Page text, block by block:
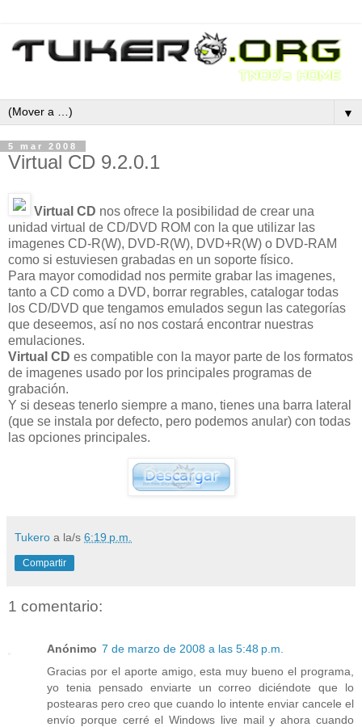
▼
5 mar 2008
Virtual CD 9.2.0.1
Virtual CD nos ofrece la posibilidad de crear una
unidad virtual de CD/DVD ROM con la que utilizar las
imagenes CD-R(W), DVD-R(W), DVD+R(W) o DVD-RAM
como si estuviesen grabadas en un soporte físico.
Para mayor comodidad nos permite grabar las imagenes,
tanto a CD como a DVD, borrar regrables, catalogar todas
los CD/DVD que tengamos emulados segun las categorías
que deseemos, así no nos costará encontrar nuestras
emulaciones.
Virtual CD es compatible con la mayor parte de los formatos
de imagenes usado por los principales programas de
grabación.
Y si deseas tenerlo siempre a mano, tienes una barra lateral
(que se instala por defecto, pero podemos anular) con todas
las opciones principales.
Tukero a la/s 6:19 p.m.
Compartir
1 comentario:
Anónimo 7 de marzo de 2008 a las 5:48 p.m.
Gracias por el aporte amigo, esta muy bueno el programa,
yo tenia pensado enviarte un correo diciéndote que lo
postearas pero creo que cuando lo intente enviar cancele el
envío porque cerré el Windows live mail y ahora cuando